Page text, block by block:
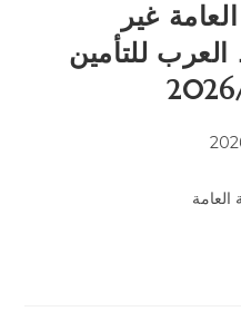
غير
للتأمين
العامة